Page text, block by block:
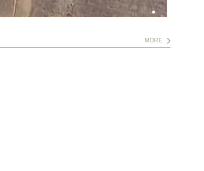
MORE